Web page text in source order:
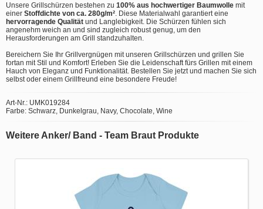
Unsere Grillschürzen bestehen zu 100% aus hochwertiger Baumwolle mit
einer Stoffdichte von ca. 280g/m² . Diese Materialwahl garantiert eine
hervorragende Qualität und Langlebigkeit. Die Schürzen fühlen sich
angenehm weich an und sind zugleich robust genug, um den
Herausforderungen am Grill standzuhalten.
Bereichern Sie Ihr Grillvergnügen mit unseren Grillschürzen und grillen Sie
fortan mit Stil und Komfort! Erleben Sie die Leidenschaft fürs Grillen mit einem
Hauch von Eleganz und Funktionalität. Bestellen Sie jetzt und machen Sie sich
selbst oder einem Grillfreund eine besondere Freude!
Art-Nr.: UMK019284
Farbe: Schwarz, Dunkelgrau, Navy, Chocolate, Wine
Weitere Anker/ Band - Team Braut Produkte